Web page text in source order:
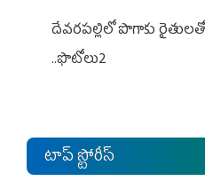
దేవరపల్లిలో పొగాకు
..ఫొటోలు2
టాప్ స్టోరీస్